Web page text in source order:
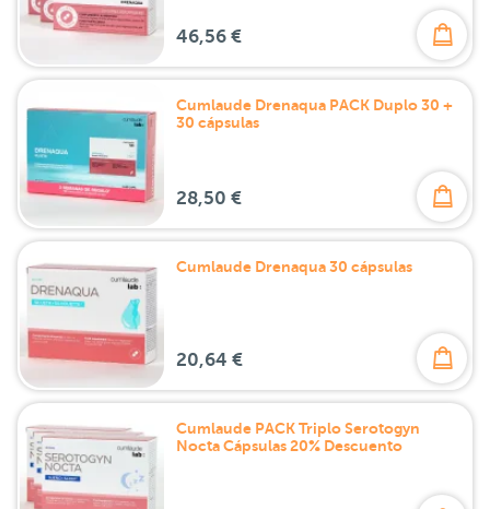
46,56 €
Cumlaude Drenaqua PACK Duplo 30 +
30 cápsulas
28,50 €
Cumlaude Drenaqua 30 cápsulas
20,64 €
Cumlaude PACK Triplo Serotogyn
Nocta Cápsulas 20% Descuento